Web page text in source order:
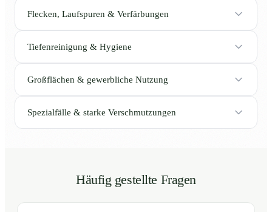
Flecken, Laufspuren & Verfärbungen
Tiefenreinigung & Hygiene
Großflächen & gewerbliche Nutzung
Spezialfälle & starke Verschmutzungen
Häufig gestellte Fragen